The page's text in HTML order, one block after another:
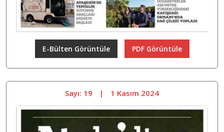
E-Bülten Görüntüle PDF Görüntüle
Sayı: 19 | 1 Kasım 2024